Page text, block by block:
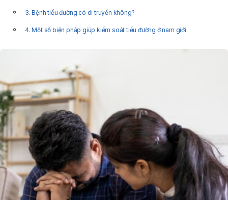
3. Bệnh tiểu đường có di truyền không?
4. Một số biện pháp giúp kiểm soát tiểu đường ở nam giới